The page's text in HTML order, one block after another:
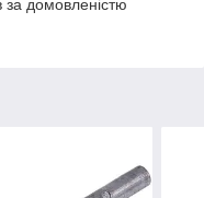
домовленістю